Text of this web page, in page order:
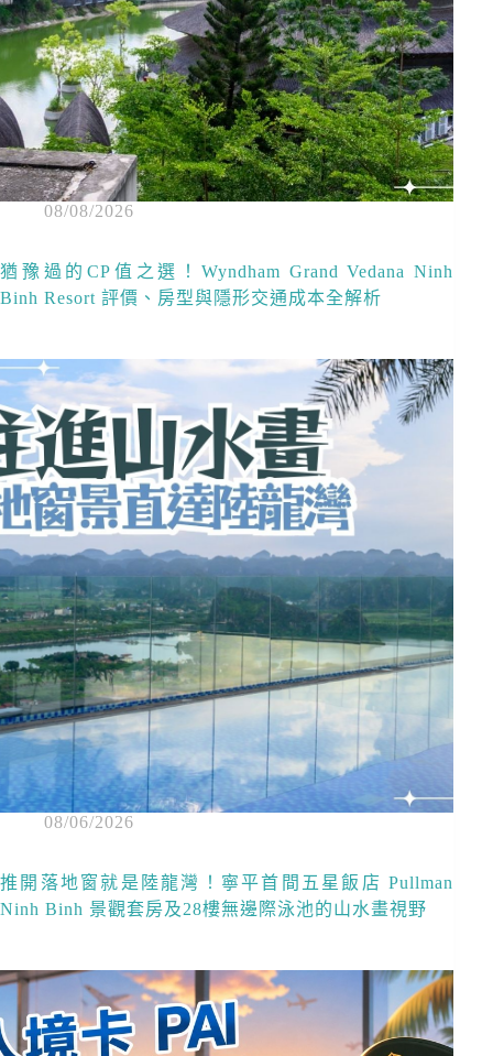
08/08/2026
猶豫過的CP值之選！Wyndham Grand Vedana Ninh
Binh Resort 評價、房型與隱形交通成本全解析
08/06/2026
推開落地窗就是陸龍灣！寧平首間五星飯店 Pullman
Ninh Binh 景觀套房及28樓無邊際泳池的山水畫視野